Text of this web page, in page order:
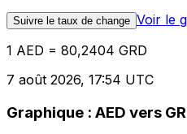
Suivre le taux de change Voir le
1 AED = 80,2404 GRD
7 août 2026, 17:54 UTC
Graphique : AED vers